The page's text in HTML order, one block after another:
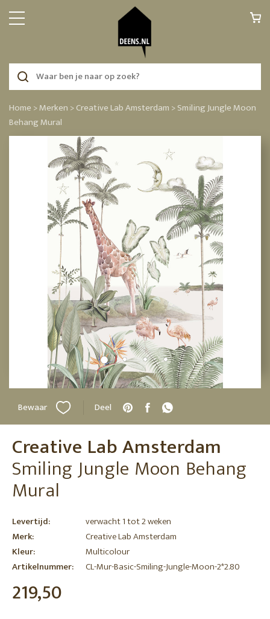
Home >Merken >Creative Lab Amsterdam >Smiling Jungle Moon
Behang Mural
Bewaar Deel
Creative Lab Amsterdam
Smiling Jungle Moon Behang
Mural
Levertijd:
verwacht 1 tot 2 weken
Merk:
Creative Lab Amsterdam
Kleur:
Multicolour
Artikelnummer:
CL-Mur-Basic-Smiling-Jungle-Moon-2*2.80
219,50